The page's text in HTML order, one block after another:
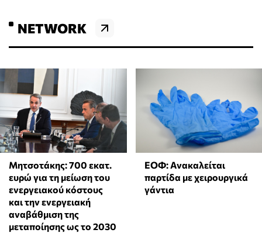
NETWORK
Μητσοτάκης: 700 εκατ.
ευρώ για τη μείωση του
ενεργειακού κόστους
και την ενεργειακή
αναβάθμιση της
μεταποίησης ως το 2030
ΕΟΦ: Ανακαλείται
παρτίδα με χειρουργικά
γάντια